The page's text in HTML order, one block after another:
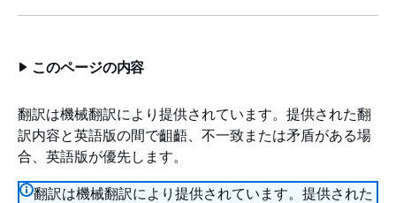
このページの内容
翻訳は機械翻訳により提供されています。提供された翻
訳内容と英語版の間で齟齬、不一致または矛盾がある場
合、英語版が優先します。
翻訳は機械翻訳により提供されています。提供された